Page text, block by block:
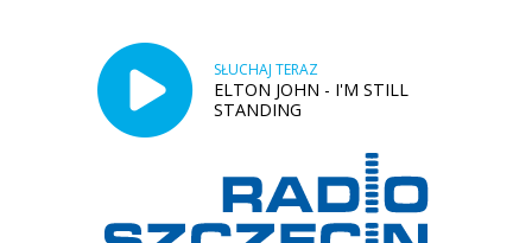
SŁUCHAJ TERAZ
ELTON JOHN - I'M STILL
STANDING